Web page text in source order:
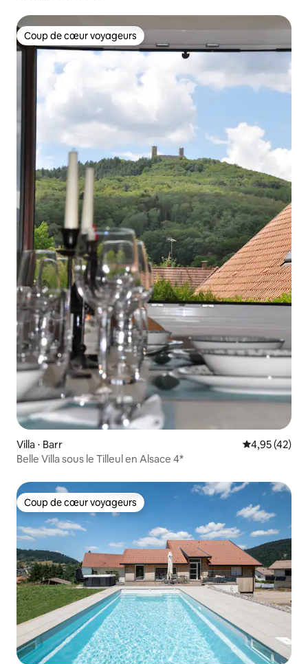
Coup de cœur voyageurs
Coup de cœur voyageurs
Villa ⋅ Barr Évaluation
4,95 (42)
Belle Villa sous le Tilleul en Alsace 4*
Coup de cœur voyageurs
Coup de cœur voyageurs